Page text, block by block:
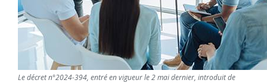
Le décret n°2024-394, entré en vigueur le 2 mai dernier, introduit de